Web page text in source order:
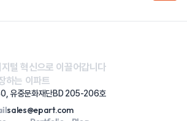
털 혁신으로 이끌어갑니다
하는 이파트
유중문화재단BD 205-206호
sales@epart.com